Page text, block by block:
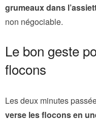
grumeaux dans
non négociable.
Le bon geste
flocons
Les deux minutes
verse les flocons en